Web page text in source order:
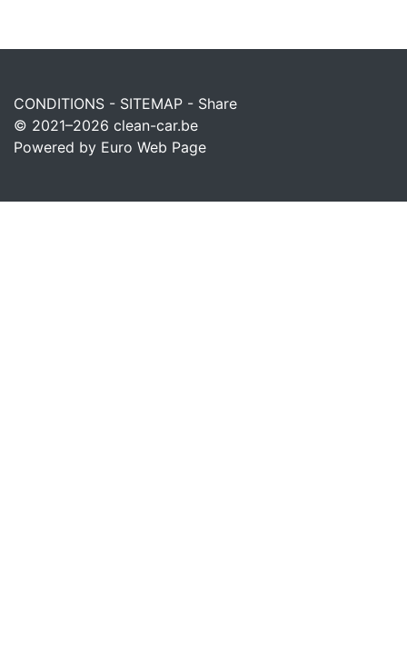
CONDITIONS - SITEMAP - Share
© 2021–2026 clean-car.be
Powered by Euro Web Page